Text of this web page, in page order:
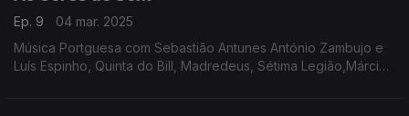
Ep. 9
04 mar. 2025
Música Portguesa com Sebastião Antunes António Zambujo e
Luís Espinho, Quinta do Bill, Madredeus, Sétima Legião,Márcia,